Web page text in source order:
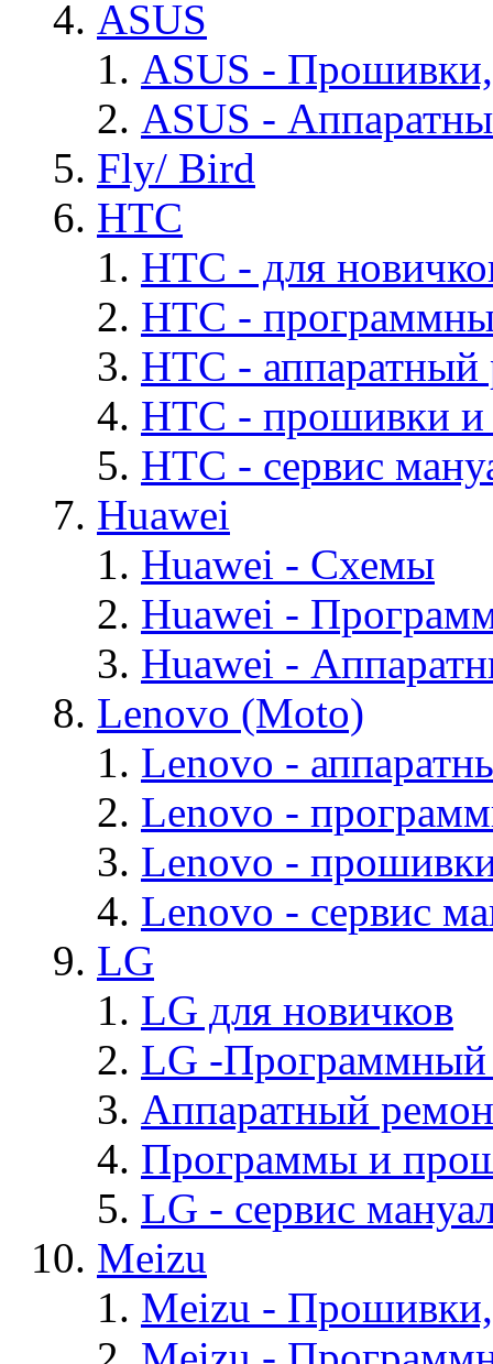
ASUS
ASUS -
ASUS -
Fly/ Bird
HTC
HTC - для
HTC -
HTC - аппаратный
HTC - прошивки
HTC - cервис
Huawei
Huawei - Cхемы
Huawei -
Huawei -
Lenovo (Moto)
Lenovo -
Lenovo -
Lenovo -
Lenovo - cервис
LG
LG для новичков
LG -Программный
Аппаратный
Программы и
LG - cервис
Meizu
Meizu -